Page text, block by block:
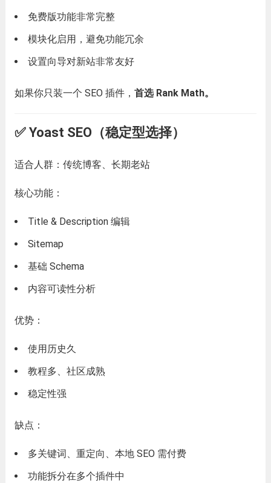
免费版功能非常完整
模块化启用，避免功能冗余
设置向导对新站非常友好
如果你只装一个 SEO 插件， 首选 Rank Math。
✅ Yoast SEO（稳定型选择）
适合人群：传统博客、长期老站
核心功能：
Title & Description 编辑
Sitemap
基础 Schema
内容可读性分析
优势：
使用历史久
教程多、社区成熟
稳定性强
缺点：
多关键词、重定向、本地 SEO 需付费
功能拆分在多个插件中